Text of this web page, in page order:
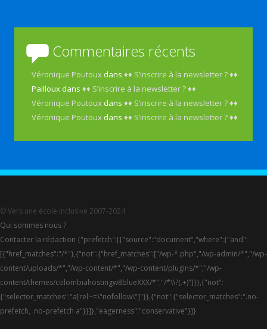
Commentaires récents
Véronique Poutoux dans♦♦ S’inscrire à la newsletter ? ♦♦
Pailloux dans♦♦ S’inscrire à la newsletter ? ♦♦
Véronique Poutoux dans♦♦ S’inscrire à la newsletter ? ♦♦
Véronique Poutoux dans♦♦ S’inscrire à la newsletter ? ♦♦
© Vers une école inclusive 2007-2024
Qui sommes nous ?
Contacter la rédaction {"prefetch":[{"source":"document","where":{"and":
[{"href_matches":"/*"},{"not":{"href_matches":["/wp-*.php","/wp-admin/*","/wp-
content/uploads/*","/wp-content/*","/wp-content/plugins/*","/wp-
content/themes/colombiahostingw8blueXXX/*","/*\\?(.+)"]}},{"not":
{"selector_matches":"a[rel~=\"nofollow\"]"}},{"not":{"selector_matches":".no-
prefetch, .no-prefetch a"}}]},"eagerness":"conservative"}]}